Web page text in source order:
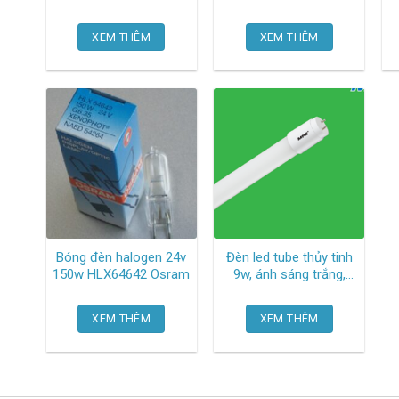
XEM THÊM
210mm LB-40T Mpe
XEM THÊM
Bóng đèn halogen 24v
150w HLX64642 Osram
XEM THÊM
Đèn led tube thủy tinh
9w, ánh sáng trắng,
mm GT8-60T Mpe ,25
cái/thùng
XEM THÊM